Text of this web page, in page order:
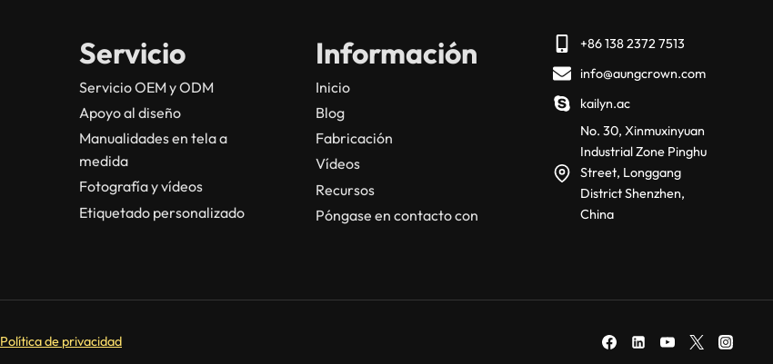
Servicio
Servicio OEM y ODM
Apoyo al diseño
Manualidades en tela a
medida
Fotografía y vídeos
Etiquetado personalizado
Información
Inicio
Blog
Fabricación
Vídeos
Recursos
Póngase en contacto con
+86 138 2372 7513
info@aungcrown.com
kailyn.ac
No. 30, Xinmuxinyuan
Industrial Zone Pinghu
Street, Longgang
District Shenzhen,
China
Política de privacidad